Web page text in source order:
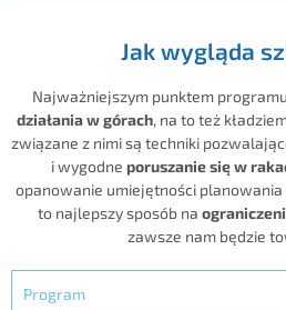
Jak wygląda
Najważniejszym punktem
działania w górach, na to też
związane z nimi są techniki
i wygodne poruszanie się w
opanowanie umiejętności planowania
to najlepszy sposób na
zawsze nam będzie
Program